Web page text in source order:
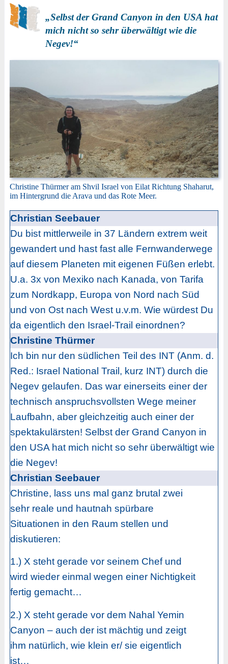
„Selbst der Grand Canyon in den USA hat
mich nicht so sehr überwältigt wie die
Negev!“
Christine Thürmer am Shvil Israel von Eilat Richtung Shaharut,
im Hintergrund die Arava und das Rote Meer.
Christian Seebauer
Du bist mittlerweile in 37 Ländern extrem weit
gewandert und hast fast alle Fernwanderwege
auf diesem Planeten mit eigenen Füßen erlebt.
U.a. 3x von Mexiko nach Kanada, von Tarifa
zum Nordkapp, Europa von Nord nach Süd
und von Ost nach West u.v.m. Wie würdest Du
da eigentlich den Israel-Trail einordnen?
Christine Thürmer
Ich bin nur den südlichen Teil des INT (Anm. d.
Red.: Israel National Trail, kurz INT) durch die
Negev gelaufen. Das war einerseits einer der
technisch anspruchsvollsten Wege meiner
Laufbahn, aber gleichzeitig auch einer der
spektakulärsten! Selbst der Grand Canyon in
den USA hat mich nicht so sehr überwältigt wie
die Negev!
Christian Seebauer
Christine, lass uns mal ganz brutal zwei
sehr reale und hautnah spürbare
Situationen in den Raum stellen und
diskutieren:
1.) X steht gerade vor seinem Chef und
wird wieder einmal wegen einer Nichtigkeit
fertig gemacht…
2.) X steht gerade vor dem Nahal Yemin
Canyon – auch der ist mächtig und zeigt
ihm natürlich, wie klein er/ sie eigentlich
ist…